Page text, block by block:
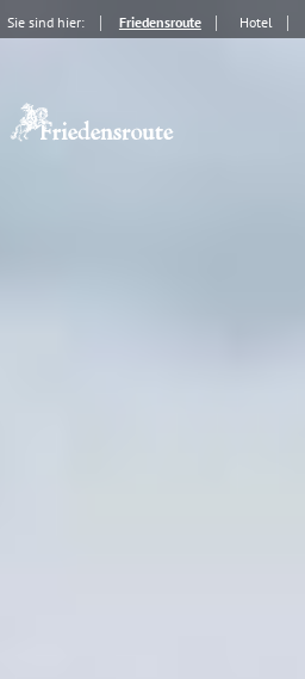
Sie sind hier: Friedensroute Hotel